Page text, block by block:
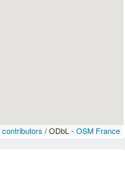
/ ODbL - OSM France